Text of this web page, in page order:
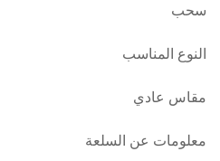
سحب
النوع المناسب
مقاس عادي
معلومات عن السلعة